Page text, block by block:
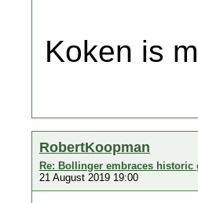
Koken is
RobertKoopman
Re: Bollinger embraces historic
21 August 2019 19:00